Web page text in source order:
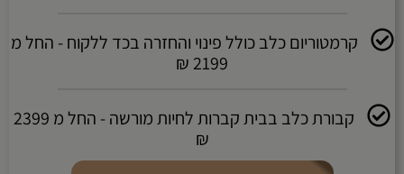
קרמטוריום כלב כולל פינוי והחזרה בכד ללקוח - החל מ
2199 ₪
קבורת כלב בבית קברות לחיות מורשה - החל מ 2399
₪